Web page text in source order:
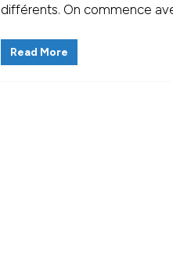
différents. On commence
Read More